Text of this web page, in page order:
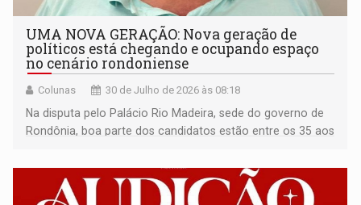
UMA NOVA GERAÇÃO: Nova geração de
políticos está chegando e ocupando espaço
no cenário rondoniense
Colunas 30 de Julho de 2026 às 08:18
Na disputa pelo Palácio Rio Madeira, sede do governo de
Rondônia, boa parte dos candidatos estão entre os 35 aos